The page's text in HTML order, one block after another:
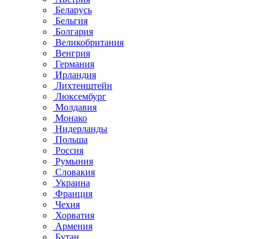
Беларусь
Бельгия
Болгария
Великобритания
Венгрия
Германия
Ирландия
Лихтенштейн
Люксембург
Молдавия
Монако
Нидерланды
Польша
Россия
Румыния
Словакия
Украина
Франция
Чехия
Хорватия
Армения
Бутан